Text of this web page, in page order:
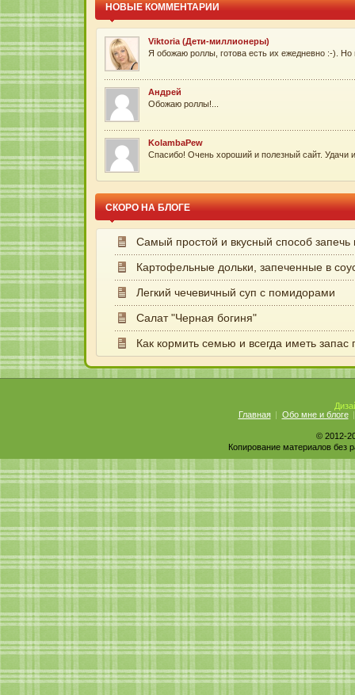
НОВЫЕ КОММЕНТАРИИ
ах да чтоб роллы не были гигантами,а были
Viktoria (Дети-миллионеры)
Я обожаю роллы, готова есть их ежедневно :-). Но
Андрей
Обожаю роллы!...
KolambaPew
Cпасибо! Очень хороший и полезный сайт. Удачи
Chupacabras
Лена, спасибо тебе за такой искренний рассказ.
Анна
Если мороженое вкусное, его классно и без
Юлия Халова
Ааааа, вот оно что! Ты оказывается по
Марина
Столько разного, вкуснатища! Хочу прям сейчас,
Лена, привет! Оказывается, иногда просто
Елена, огромная благодарность за простоту
RMAU
ах да чтоб роллы не были гигантами,а были
Я обожаю роллы, готова есть их ежедневно :-). Но
Андрей
Обожаю роллы!...
СКОРО НА БЛОГЕ
Самый простой и вкусный способ запечь
Картофельные дольки, запеченные в
Легкий чечевичный суп с помидорами
Салат "Черная богиня"
Как кормить семью и всегда иметь
Главная
Обо мне и блоге
© 2012-
Копирование материалов без